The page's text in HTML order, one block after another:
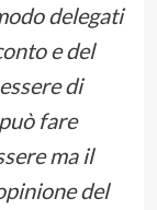
delegati
e del
di
fare
ma il
del